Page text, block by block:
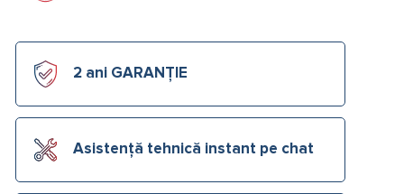
2 ani GARANȚIE
Asistență tehnică instant pe chat